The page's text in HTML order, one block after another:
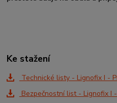
Ke stažení
Technické listy - Lignofix I -
Bezpečnostní list - Lignofix I